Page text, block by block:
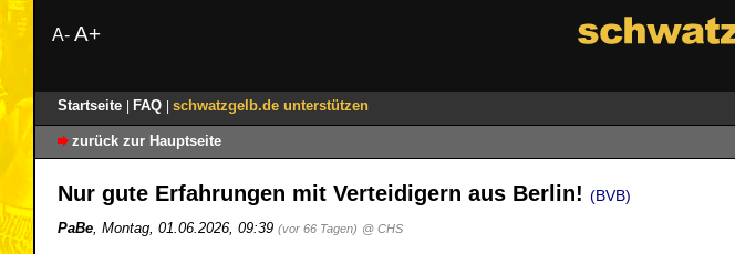
A- A+
Startseite FAQ schwatzgelb.de unterstützen
zurück zur Hauptseite
Nur gute Erfahrungen mit Verteidigern aus Berlin! (BVB)
PaBe Montag, 01.06.2026, 09:39 (vor 66 Tagen) @ CHS